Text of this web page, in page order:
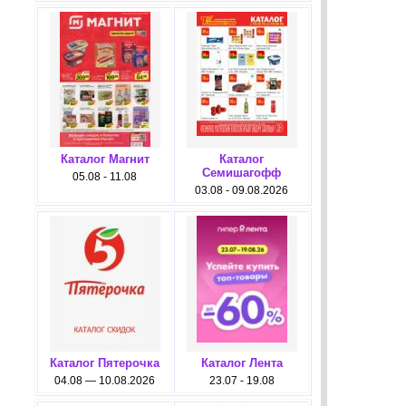
Каталог Магнит
05.08 - 11.08
Каталог
Семишагофф
03.08 - 09.08.2026
Каталог Пятерочка
04.08 — 10.08.2026
Каталог Лента
23.07 - 19.08